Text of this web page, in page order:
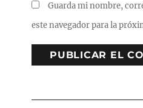
Guarda mi nombre,
este navegador para la